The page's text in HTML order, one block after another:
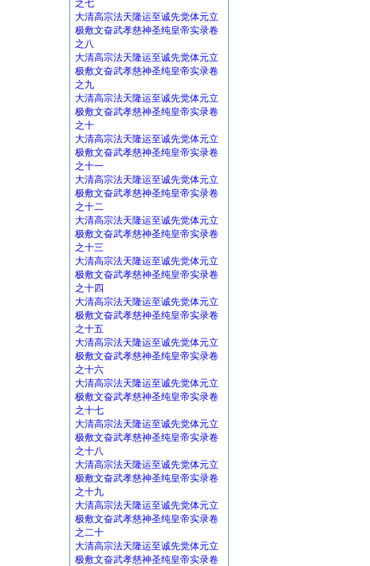
之七
大清高宗法天隆运至诚先觉体元立
极敷文奋武孝慈神圣纯皇帝实录卷
之八
大清高宗法天隆运至诚先觉体元立
极敷文奋武孝慈神圣纯皇帝实录卷
之九
大清高宗法天隆运至诚先觉体元立
极敷文奋武孝慈神圣纯皇帝实录卷
之十
大清高宗法天隆运至诚先觉体元立
极敷文奋武孝慈神圣纯皇帝实录卷
之十一
大清高宗法天隆运至诚先觉体元立
极敷文奋武孝慈神圣纯皇帝实录卷
之十二
大清高宗法天隆运至诚先觉体元立
极敷文奋武孝慈神圣纯皇帝实录卷
之十三
大清高宗法天隆运至诚先觉体元立
极敷文奋武孝慈神圣纯皇帝实录卷
之十四
大清高宗法天隆运至诚先觉体元立
极敷文奋武孝慈神圣纯皇帝实录卷
之十五
大清高宗法天隆运至诚先觉体元立
极敷文奋武孝慈神圣纯皇帝实录卷
之十六
大清高宗法天隆运至诚先觉体元立
极敷文奋武孝慈神圣纯皇帝实录卷
之十七
大清高宗法天隆运至诚先觉体元立
极敷文奋武孝慈神圣纯皇帝实录卷
之十八
大清高宗法天隆运至诚先觉体元立
极敷文奋武孝慈神圣纯皇帝实录卷
之十九
大清高宗法天隆运至诚先觉体元立
极敷文奋武孝慈神圣纯皇帝实录卷
之二十
大清高宗法天隆运至诚先觉体元立
极敷文奋武孝慈神圣纯皇帝实录卷